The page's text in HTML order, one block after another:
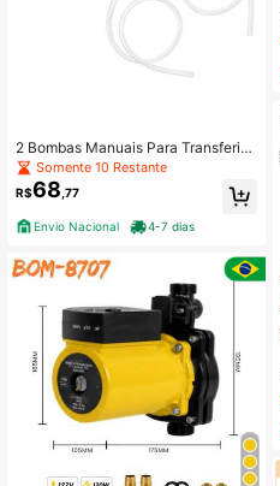
2 Bombas Manuais Para Transferir
Agua Gasolina Etanol
Somente 10 Restante
R$68 ,77
Envio Nacional 4-7 dias